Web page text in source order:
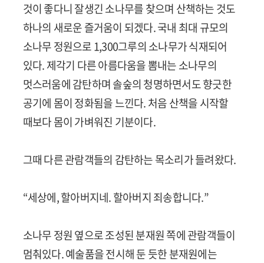
것이 좋다니 잘생긴 소나무를 찾으며 산책하는 것도
하나의 새로운 즐거움이 되겠다. 국내 최대 규모의
소나무 정원으로 1,300그루의 소나무가 식재되어
있다. 제각기 다른 아름다움을 뽐내는 소나무의
멋스러움에 감탄하며 솔숲의 청명하면서도 향긋한
공기에 몸이 정화됨을 느낀다. 처음 산책을 시작할
때보다 몸이 가벼워진 기분이다.
그때 다른 관람객들의 감탄하는 목소리가 들려왔다.
“세상에, 할아버지네. 할아버지 죄송합니다.”
소나무 정원 옆으로 조성된 분재원 쪽에 관람객들이
멈춰있다. 예술품을 전시해 둔 듯한 분재원에는